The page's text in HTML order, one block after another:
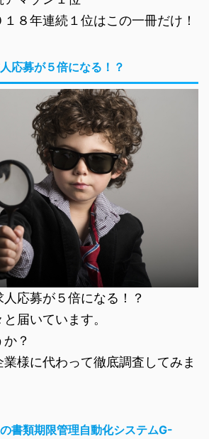
８年連続１位はこの一冊だけ！
応募が５倍になる！？
応募が５倍になる！？
届いています。
？
業様に代わって徹底調査してみま
書類期限管理自動化システムG-